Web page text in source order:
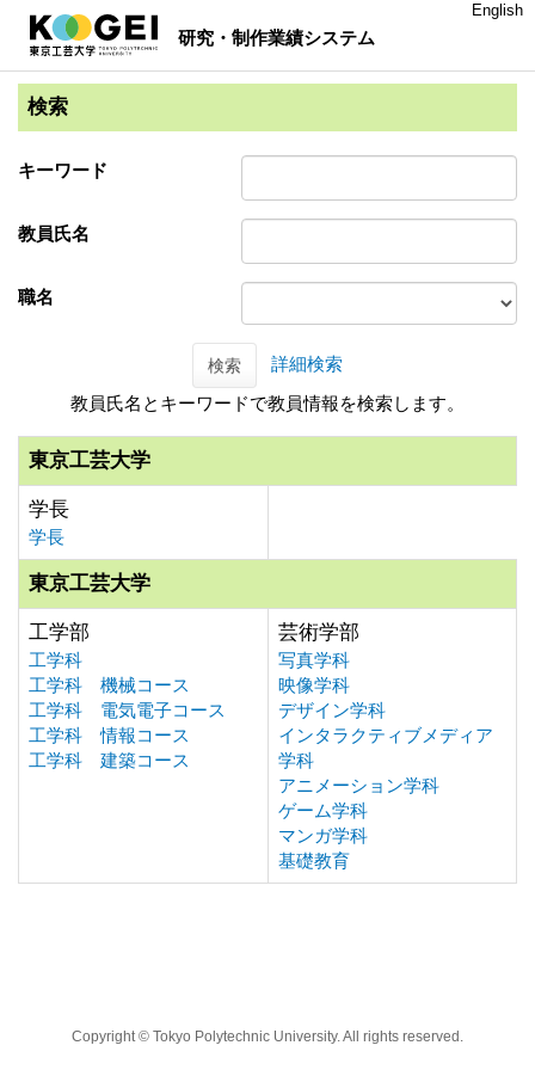
研究・制作業績システム
English
検索
キーワード
教員氏名
職名
検索
詳細検索
教員氏名とキーワードで教員情報を検索します。
東京工芸大学
学長
学長
東京工芸大学
工学部
工学科
工学科 機械コース
工学科 電気電子コース
工学科 情報コース
工学科 建築コース
芸術学部
写真学科
映像学科
デザイン学科
インタラクティブメディア
学科
アニメーション学科
ゲーム学科
マンガ学科
基礎教育
Copyright © Tokyo Polytechnic University. All rights reserved.